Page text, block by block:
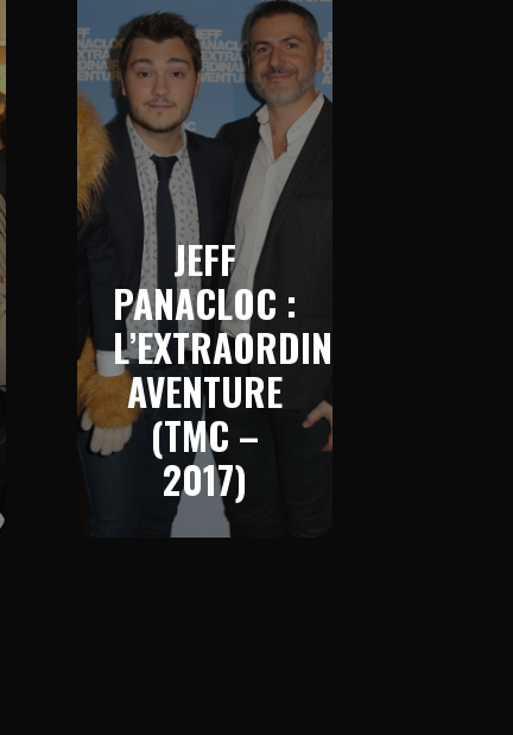
JEFF
PANACLOC :
L’EXTRAORDINAIRE
AVENTURE
(TMC –
2017)